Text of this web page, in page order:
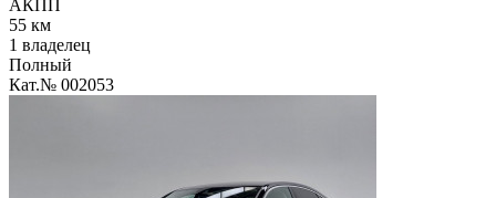
АКПП
55 км
1 владелец
Полный
Кат.№ 002053